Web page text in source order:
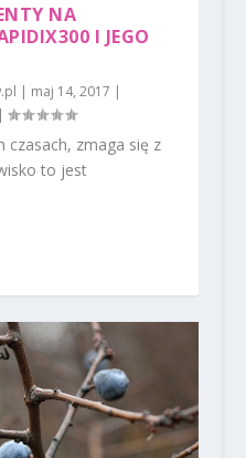
NA
I JEGO
| maj 14, 2017 |
czasach, zmaga się z
to jest